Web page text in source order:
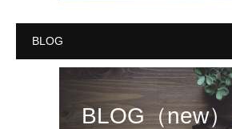
BLOG
BLOG（new）